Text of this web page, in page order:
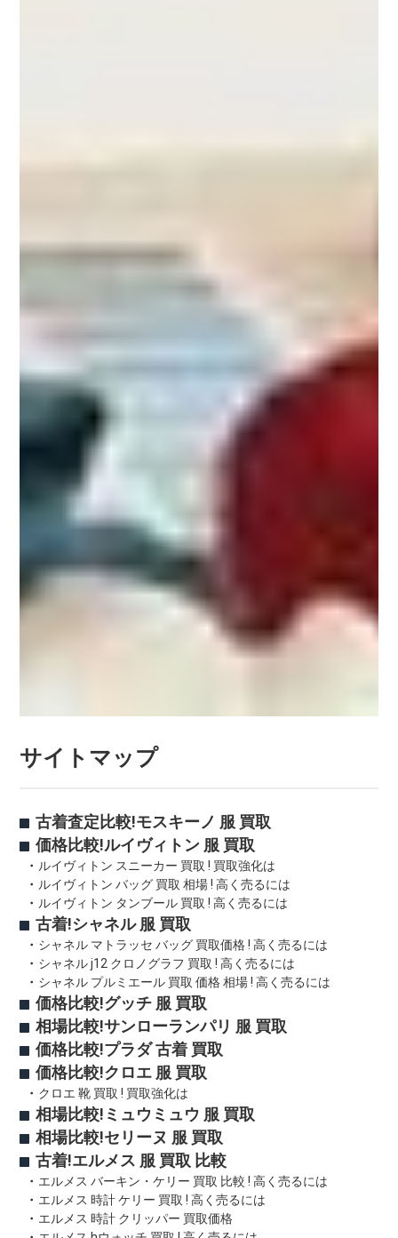
サイトマップ
古着査定比較!モスキーノ 服 買取
価格比較!ルイヴィトン 服 買取
ルイヴィトン スニーカー 買取 ! 買取強化は
ルイヴィトン バッグ 買取 相場 ! 高く売るには
ルイヴィトン タンブール 買取 ! 高く売るには
古着!シャネル 服 買取
シャネル マトラッセ バッグ 買取価格 ! 高く売るには
シャネル j12 クロノグラフ 買取 ! 高く売るには
シャネル プルミエール 買取 価格 相場 ! 高く売るには
価格比較!グッチ 服 買取
相場比較!サンローランパリ 服 買取
価格比較!プラダ 古着 買取
価格比較!クロエ 服 買取
クロエ 靴 買取 ! 買取強化は
相場比較!ミュウミュウ 服 買取
相場比較!セリーヌ 服 買取
古着!エルメス 服 買取 比較
エルメス バーキン・ケリー 買取 比較 ! 高く売るには
エルメス 時計 ケリー 買取 ! 高く売るには
エルメス 時計 クリッパー 買取価格